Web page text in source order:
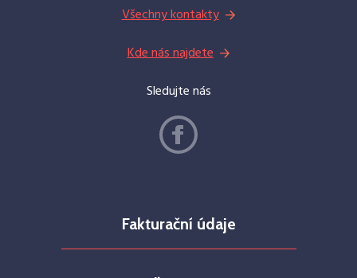
Všechny kontakty
Kde nás najdete
Sledujte nás
Fakturační údaje